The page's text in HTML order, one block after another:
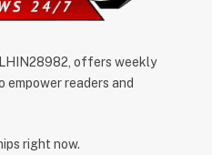
offers weekly
empower readers and
right now.